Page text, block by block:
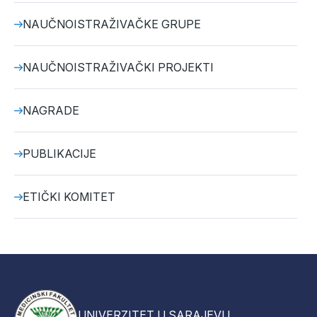
NAUČNOISTRAŽIVAČKE GRUPE
NAUČNOISTRAŽIVAČKI PROJEKTI
NAGRADE
PUBLIKACIJE
ETIČKI KOMITET